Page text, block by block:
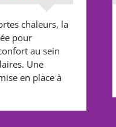
chaleurs, la
pour
au sein
Une
en place à